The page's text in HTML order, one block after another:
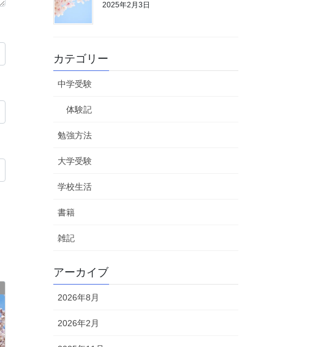
2025年2月3日
カテゴリー
中学受験
体験記
勉強方法
大学受験
学校生活
書籍
雑記
アーカイブ
2026年8月
2026年2月